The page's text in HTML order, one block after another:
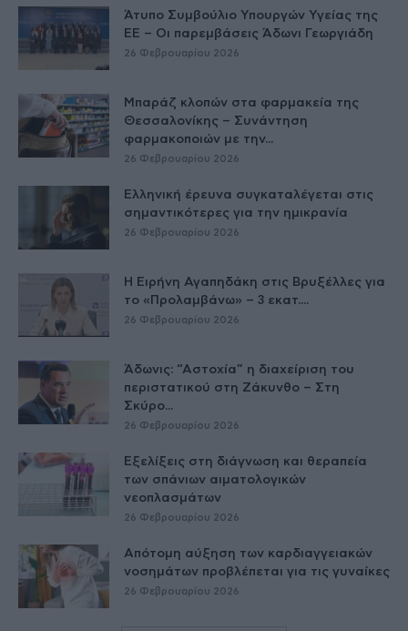
Άτυπο Συμβούλιο Υπουργών Υγείας της
ΕE – Οι παρεμβάσεις Άδωνι Γεωργιάδη
26 Φεβρουαρίου 2026
Μπαράζ κλοπών στα φαρμακεία της
Θεσσαλονίκης – Συνάντηση
φαρμακοποιών με την...
26 Φεβρουαρίου 2026
Ελληνική έρευνα συγκαταλέγεται στις
σημαντικότερες για την ημικρανία
26 Φεβρουαρίου 2026
Η Ειρήνη Αγαπηδάκη στις Βρυξέλλες για
το «Προλαμβάνω» – 3 εκατ....
26 Φεβρουαρίου 2026
Άδωνις: “Αστοχία” η διαχείριση του
περιστατικού στη Ζάκυνθο – Στη
Σκύρο...
26 Φεβρουαρίου 2026
Εξελίξεις στη διάγνωση και θεραπεία
των σπάνιων αιματολογικών
νεοπλασμάτων
26 Φεβρουαρίου 2026
Απότομη αύξηση των καρδιαγγειακών
νοσημάτων προβλέπεται για τις γυναίκες
26 Φεβρουαρίου 2026